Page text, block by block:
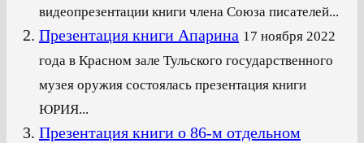
видеопрезентации книги члена Союза писателей...
Презентация книги Апарина 17 ноября 2022
года в Красном зале Тульского государственного
музея оружия состоялась презентация книги
ЮРИЯ...
Презентация книги о 86-м отдельном